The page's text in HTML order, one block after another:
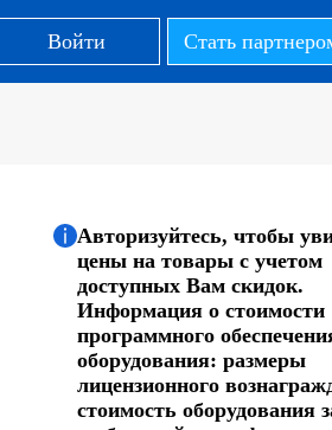
Войти Стать
Авторизуйтесь, чтобы
цены на товары с учетом
доступных Вам скидок.
Информация о стоимости
программного
оборудования: размеры
лицензионного
стоимость оборудования